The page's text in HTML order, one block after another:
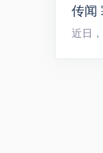
传闻